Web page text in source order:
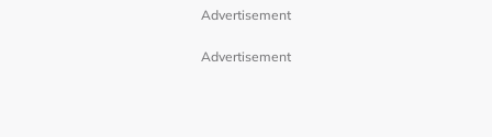
Advertisement
Advertisement